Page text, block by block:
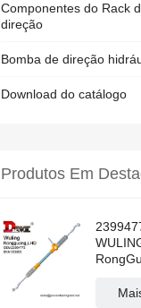
Componentes do Rack
direção
Bomba de direção
Download do catálogo
Produtos Em